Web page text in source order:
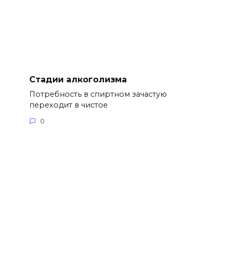
Стадии алкоголизма
Потребность в спиртном зачастую
переходит в чистое
0